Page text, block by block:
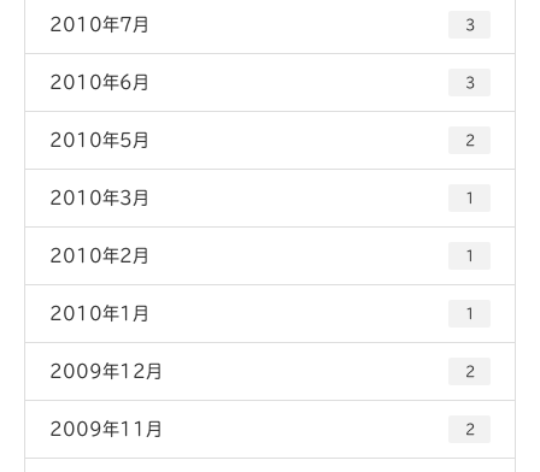
2010年7月 3
2010年6月 3
2010年5月 2
2010年3月 1
2010年2月 1
2010年1月 1
2009年12月 2
2009年11月 2